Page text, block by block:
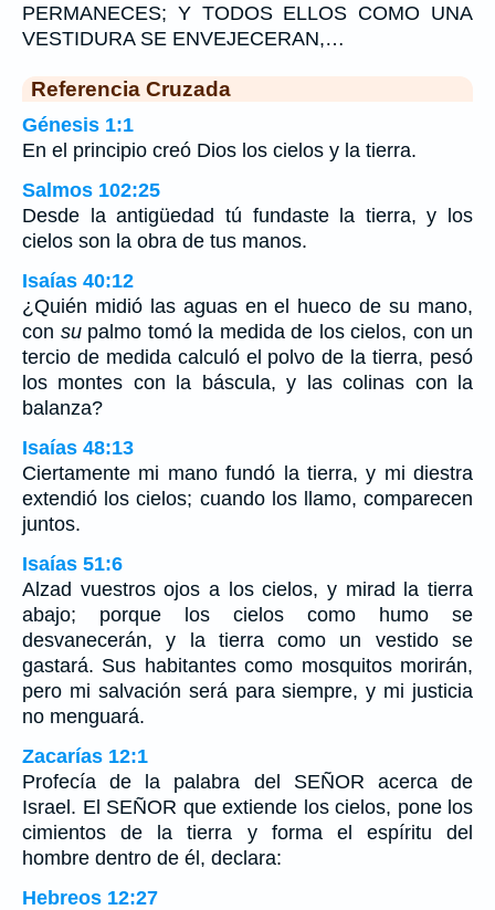
PERMANECES; Y TODOS ELLOS COMO UNA
VESTIDURA SE ENVEJECERAN,…
Referencia Cruzada
Génesis 1:1
En el principio creó Dios los cielos y la tierra.
Salmos 102:25
Desde la antigüedad tú fundaste la tierra, y los
cielos son la obra de tus manos.
Isaías 40:12
¿Quién midió las aguas en el hueco de su mano,
con supalmo tomó la medida de los cielos, con un
tercio de medida calculó el polvo de la tierra, pesó
los montes con la báscula, y las colinas con la
balanza?
Isaías 48:13
Ciertamente mi mano fundó la tierra, y mi diestra
extendió los cielos; cuando los llamo, comparecen
juntos.
Isaías 51:6
Alzad vuestros ojos a los cielos, y mirad la tierra
abajo; porque los cielos como humo se
desvanecerán, y la tierra como un vestido se
gastará. Sus habitantes como mosquitos morirán,
pero mi salvación será para siempre, y mi justicia
no menguará.
Zacarías 12:1
Profecía de la palabra del SEÑOR acerca de
Israel. El SEÑOR que extiende los cielos, pone los
cimientos de la tierra y forma el espíritu del
hombre dentro de él, declara:
Hebreos 12:27